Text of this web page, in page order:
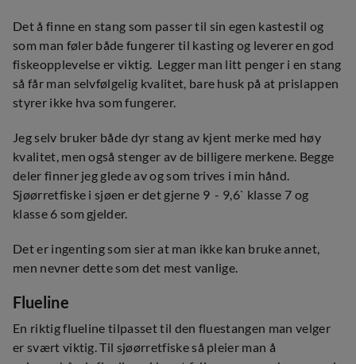
Det å finne en stang som passer til sin egen kastestil og
som man føler både fungerer til kasting og leverer en god
fiskeopplevelse er viktig. Legger man litt penger i en stang
så får man selvfølgelig kvalitet, bare husk på at prislappen
styrer ikke hva som fungerer.
Jeg selv bruker både dyr stang av kjent merke med høy
kvalitet, men også stenger av de billigere merkene. Begge
deler finner jeg glede av og som trives i min hånd.
Sjøørretfiske i sjøen er det gjerne 9 - 9,6` klasse 7 og
klasse 6 som gjelder.
Det er ingenting som sier at man ikke kan bruke annet,
men nevner dette som det mest vanlige.
Flueline
En riktig flueline tilpasset til den fluestangen man velger
er svært viktig. Til sjøørretfiske så pleier man å